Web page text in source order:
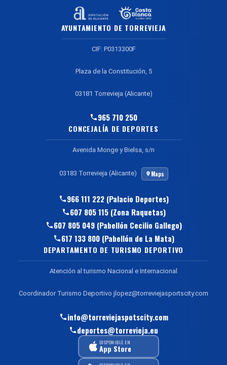
AYUNTAMIENTO DE TORREVIEJA
CIF: P0313300F
Plaza de la Constitución, 5
03181 Torrevieja (Alicante)
965 710 250
CONCEJALÍA DE DEPORTES
Avenida Monge y Bielsa, s/n
03183 Torrevieja (Alicante) Maps
966 111 222 (Palacio Deportes)
607 805 115 (Zona Raquetas)
607 805 049 (Pabellón Cecilio Gallego)
617 133 800 (Pabellón de La Mata)
DEPARTAMENTO DE TURISMO DEPORTIVO
Atención al turismo Nacional e Internacional
Coordinador Turismo Deportivo jlopez@torreviejasportscity.com
info@torreviejaspotscity.com
deportes@torrevieja.eu
DISPONIBLE EN
App Store